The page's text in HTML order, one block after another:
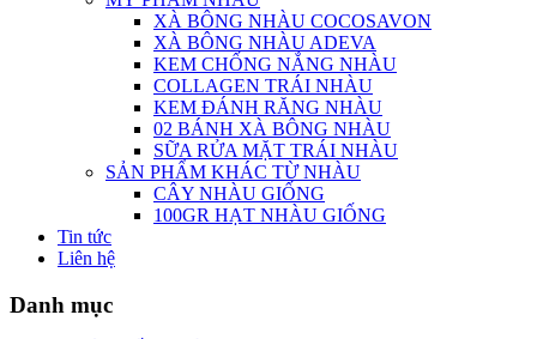
XÀ BÔNG NHÀU COCOSAVON
XÀ BÔNG NHÀU ADEVA
KEM CHỐNG NẮNG NHÀU
COLLAGEN TRÁI NHÀU
KEM ĐÁNH RĂNG NHÀU
02 BÁNH XÀ BÔNG NHÀU
SỮA RỬA MẶT TRÁI NHÀU
SẢN PHẨM KHÁC TỪ NHÀU
CÂY NHÀU GIỐNG
100GR HẠT NHÀU GIỐNG
Tin tức
Liên hệ
Danh mục